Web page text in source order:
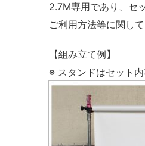
2.7M専用であり、セ
ご利用方法等に関し
【組み立て例】
※ スタンドはセット内